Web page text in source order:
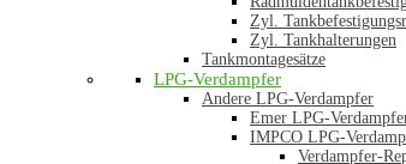
Zyl.
Zyl. Tankhalterungen
Tankmontagesätze
LPG-Verdampfer
Andere LPG-Verdampfer
Emer LPG-
IMPCO LPG-
Verdampfer-